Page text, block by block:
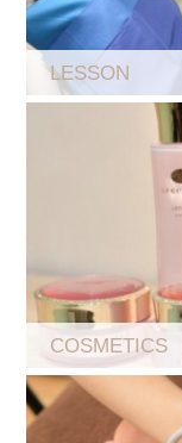
LESSON
COSMETICS